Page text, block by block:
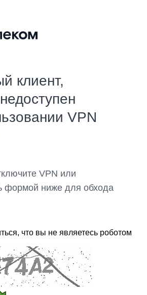
клиент,
VPN
VPN или
формой ниже для обхода
что вы не являетесь роботом